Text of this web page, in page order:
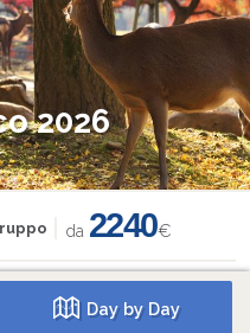
2026
da 2240€
Day by Day